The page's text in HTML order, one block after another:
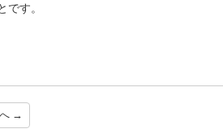
す。
→